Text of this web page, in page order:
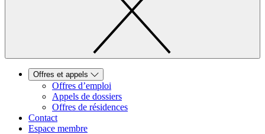
Offres et appels
Offres d’emploi
Appels de dossiers
Offres de résidences
Contact
Espace membre